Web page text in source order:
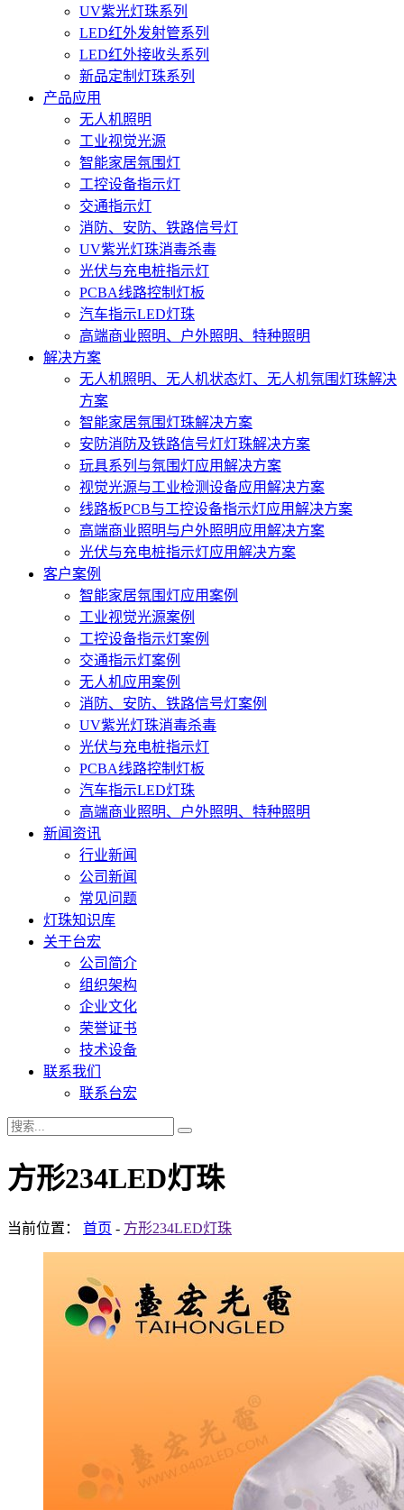
UV紫光灯珠系列
LED红外发射管系列
LED红外接收头系列
新品定制灯珠系列
产品应用
无人机照明
工业视觉光源
智能家居氛围灯
工控设备指示灯
交通指示灯
消防、安防、铁路信号灯
UV紫光灯珠消毒杀毒
光伏与充电桩指示灯
PCBA线路控制灯板
汽车指示LED灯珠
高端商业照明、户外照明、特种照明
解决方案
无人机照明、无人机状态灯、无人机氛围灯珠解决
方案
智能家居氛围灯珠解决方案
安防消防及铁路信号灯灯珠解决方案
玩具系列与氛围灯应用解决方案
视觉光源与工业检测设备应用解决方案
线路板PCB与工控设备指示灯应用解决方案
高端商业照明与户外照明应用解决方案
光伏与充电桩指示灯应用解决方案
客户案例
智能家居氛围灯应用案例
工业视觉光源案例
工控设备指示灯案例
交通指示灯案例
无人机应用案例
消防、安防、铁路信号灯案例
UV紫光灯珠消毒杀毒
光伏与充电桩指示灯
PCBA线路控制灯板
汽车指示LED灯珠
高端商业照明、户外照明、特种照明
新闻资讯
行业新闻
公司新闻
常见问题
灯珠知识库
关于台宏
公司简介
组织架构
企业文化
荣誉证书
技术设备
联系我们
联系台宏
方形234LED灯珠
当前位置： 首页 - 方形234LED灯珠